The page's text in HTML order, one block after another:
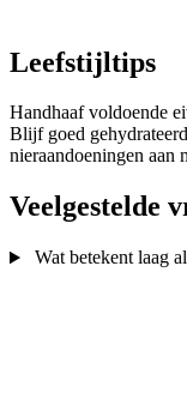
Leefstijltips
Handhaaf voldoende
Blijf goed
nieraandoeningen aan
Veelgestelde
Wat betekent laag